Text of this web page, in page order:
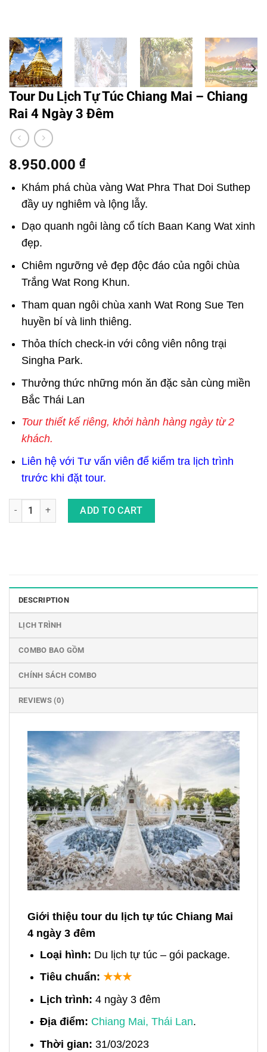
Tour Du Lịch Tự Túc Chiang Mai – Chiang
Rai 4 Ngày 3 Đêm
8.950.000 ₫
Khám phá chùa vàng Wat Phra That Doi Suthep
đầy uy nghiêm và lộng lẫy.
Dạo quanh ngôi làng cổ tích Baan Kang Wat xinh
đẹp.
Chiêm ngưỡng vẻ đẹp độc đáo của ngôi chùa
Trắng Wat Rong Khun.
Tham quan ngôi chùa xanh Wat Rong Sue Ten
huyền bí và linh thiêng.
Thỏa thích check-in với công viên nông trại
Singha Park.
Thưởng thức những món ăn đặc sản cùng miền
Bắc Thái Lan
Tour thiết kế riêng, khởi hành hàng ngày từ 2
khách.
Liên hệ với Tư vấn viên để kiểm tra lịch trình
trước khi đặt tour.
Tour Du Lịch Tự Túc Chiang Mai - Chiang Rai 4 Ngày 3 Đêm
ADD TO CART
DESCRIPTION
LỊCH TRÌNH
COMBO BAO GỒM
CHÍNH SÁCH COMBO
REVIEWS (0)
Giới thiệu tour du lịch tự túc Chiang Mai
4 ngày 3 đêm
Loại hình: Du lịch tự túc – gói package.
Tiêu chuẩn: ★★★
Lịch trình: 4ngày 3 đêm
Địa điểm: Chiang Mai, Thái Lan.
Thời gian: 31/03/2023